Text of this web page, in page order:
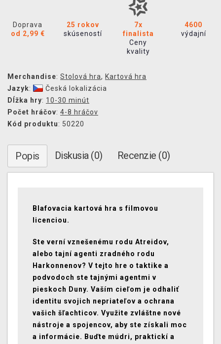
Doprava
od 2,99 €
25 rokov
skúseností
7x
finalista
Ceny
kvality
4600
výdajní
Merchandise: Stolová hra, Kartová hra
Jazyk:
Česká lokalizácia
Dĺžka hry: 10-30 minút
Počet hráčov: 4-8 hráčov
Kód produktu: 50220
Popis Diskusia (0) Recenzie (0)
Blafovacia kartová hra s filmovou
licenciou.
Ste verní vznešenému rodu Atreidov,
alebo tajní agenti zradného rodu
Harkonnenov? V tejto hre o taktike a
podvodoch ste tajnými agentmi v
pieskoch Duny. Vaším cieľom je odhaliť
identitu svojich nepriateľov a ochrana
vašich šľachticov. Využite zvláštne nové
nástroje a spojencov, aby ste získali moc
a informácie. Buďte múdri, praktickí a